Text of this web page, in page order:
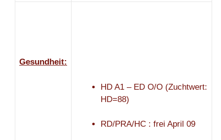
Gesundheit:
HD A1 – ED O/O (Zuchtwert:
HD=88)
RD/PRA/HC : frei April 09